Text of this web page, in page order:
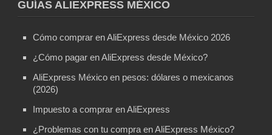
GUÍAS ALIEXPRESS MÉXICO
Cómo comprar en AliExpress desde México 2026
¿Cómo pagar en AliExpress desde México?
AliExpress México en pesos: dólares o mexicanos
(2026)
Impuesto a comprar en AliExpress
¿Problemas con tu compra en AliExpress México?